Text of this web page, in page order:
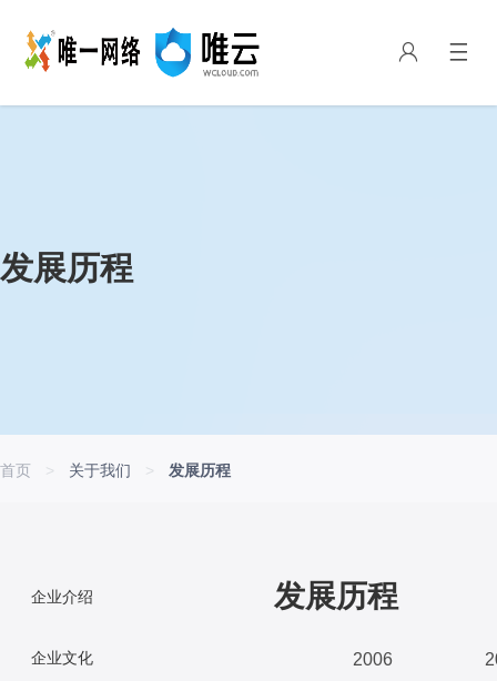
发展历程
首页 > 关于我们 > 发展历程
企业介绍
企业文化
发展历程
2006